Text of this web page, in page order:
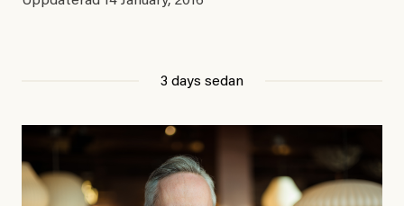
3 days sedan